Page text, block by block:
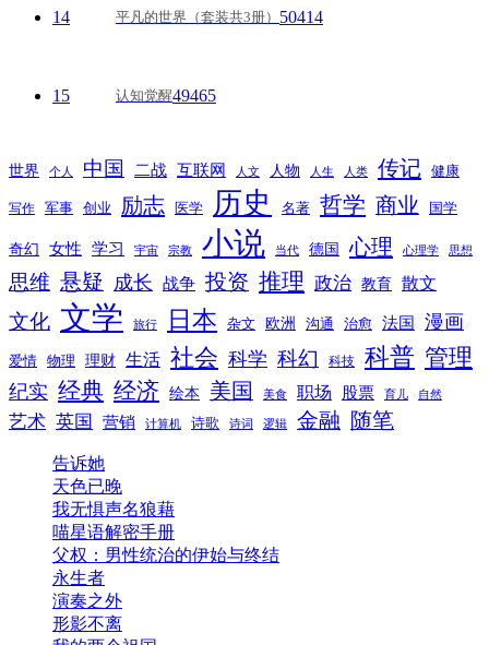
14 平凡的世界（套装共3册） 50414
15 认知觉醒49465
世界 个人 中国 二战 互联网 人文 人物 人生 人类 传记 健康
写作 军事 创业 励志 医学 历史 名著 哲学 商业 国学
奇幻 女性 学习 宇宙 宗教 小说 当代 德国 心理 心理学 思想
思维 悬疑 成长 战争 投资 推理 政治 教育 散文
文化 文学 旅行 日本 杂文 欧洲 沟通 治愈 法国 漫画
爱情 物理 理财 生活 社会 科学 科幻 科技 科普 管理
纪实 经典 经济 绘本 美国 美食 职场 股票 育儿 自然
艺术 英国 营销 计算机 诗歌 诗词 逻辑 金融 随笔
告诉她
天色已晚
我无惧声名狼藉
喵星语解密手册
父权：男性统治的伊始与终结
永生者
演奏之外
形影不离